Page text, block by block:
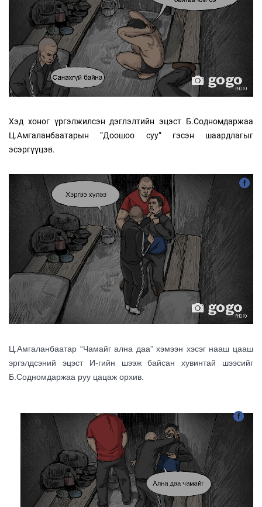
Хэд хоног үргэлжилсэн дэглэлтийн эцэст Б.Содномдаржаа
Ц.Амгаланбаатарын “Доошоо суу” гэсэн шаардлагыг
эсэргүүцэв.
Ц.Амгаланбаатар “Чамайг ална даа” хэмээн хэсэг нааш цааш
эргэлдсэний эцэст И-гийн шээж байсан хувинтай шээсийг
Б.Содномдаржаа руу цацаж орхив.